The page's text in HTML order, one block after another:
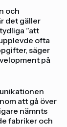
och
det gäller
”att
ofta
säger
på
att gå över
nämnts
fabriker och